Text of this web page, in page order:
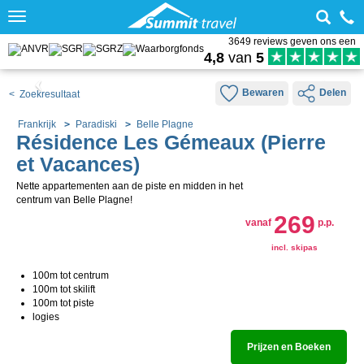
Toggle
3649 reviews geven ons een
4,8 van 5
< Zoekresultaat Bewaren Delen
Frankrijk Paradiski Belle Plagne
Résidence Les Gémeaux (Pierre
et Vacances)
Nette appartementen aan de piste en midden in het
centrum van Belle Plagne!
vanaf 269 p.p.
incl. skipas
100m tot centrum
100m tot skilift
100m tot piste
logies
Prijzen en Boeken